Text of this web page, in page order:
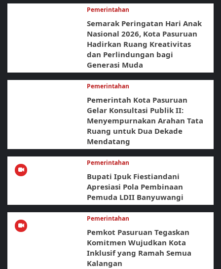
Pemerintahan
Semarak Peringatan Hari Anak
Nasional 2026, Kota Pasuruan
Hadirkan Ruang Kreativitas
dan Perlindungan bagi
Generasi Muda
Pemerintahan
Pemerintah Kota Pasuruan
Gelar Konsultasi Publik II:
Menyempurnakan Arahan Tata
Ruang untuk Dua Dekade
Mendatang
Pemerintahan
Bupati Ipuk Fiestiandani
Apresiasi Pola Pembinaan
Pemuda LDII Banyuwangi
Pemerintahan
Pemkot Pasuruan Tegaskan
Komitmen Wujudkan Kota
Inklusif yang Ramah Semua
Kalangan